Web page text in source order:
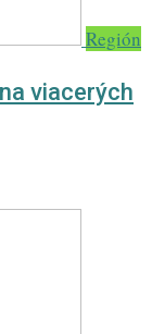
Región
viacerých